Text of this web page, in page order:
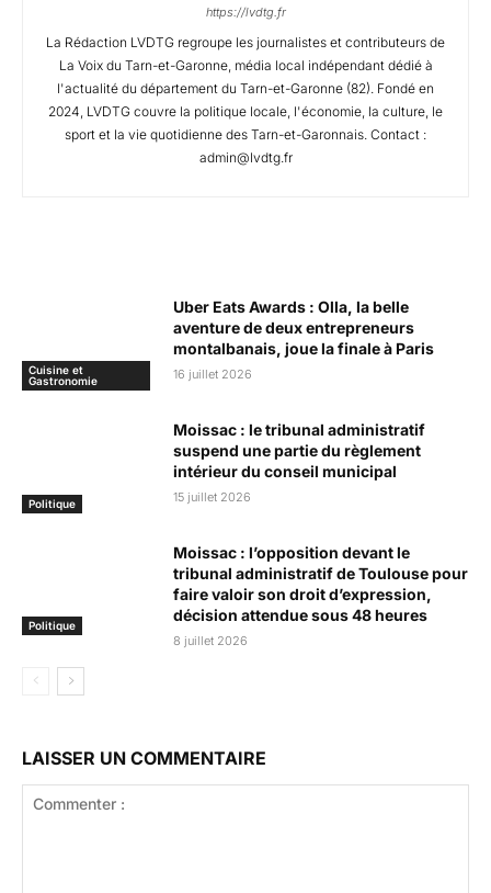
https://lvdtg.fr
La Rédaction LVDTG regroupe les journalistes et contributeurs de
La Voix du Tarn-et-Garonne, média local indépendant dédié à
l'actualité du département du Tarn-et-Garonne (82). Fondé en
2024, LVDTG couvre la politique locale, l'économie, la culture, le
sport et la vie quotidienne des Tarn-et-Garonnais. Contact :
admin@lvdtg.fr
Cuisine et
Gastronomie
Uber Eats Awards : Olla, la belle
aventure de deux entrepreneurs
montalbanais, joue la finale à Paris
16 juillet 2026
Politique
Moissac : le tribunal administratif
suspend une partie du règlement
intérieur du conseil municipal
15 juillet 2026
Politique
Moissac : l’opposition devant le
tribunal administratif de Toulouse pour
faire valoir son droit d’expression,
décision attendue sous 48 heures
8 juillet 2026
LAISSER UN COMMENTAIRE